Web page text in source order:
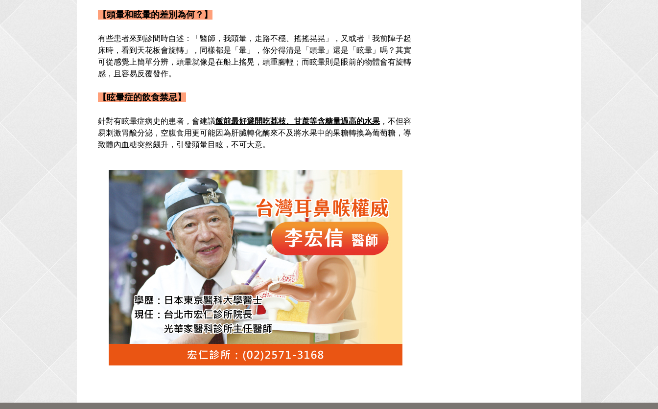
【頭暈和眩暈的差別為何？】
有些患者來到診間時自述：「醫師，我頭暈，走路不穩、搖搖晃晃」，又或者「我前陣子起
床時，看到天花板會旋轉」，同樣都是「暈」，你分得清是「頭暈」還是「眩暈」嗎？其實
可從感覺上簡單分辨，頭暈就像是在船上搖晃，頭重腳輕；而眩暈則是眼前的物體會有旋轉
感，且容易反覆發作。
【眩暈症的飲食禁忌】
針對有眩暈症病史的患者，會建議飯前最好避開吃荔枝、甘蔗等含糖量過高的水果，不但容
易刺激胃酸分泌，空腹食用更可能因為肝臟轉化酶來不及將水果中的果糖轉換為葡萄糖，導
致體內血糖突然飆升，引發頭暈目眩，不可大意。